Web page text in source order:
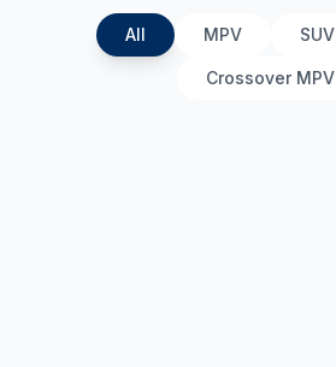
All MPV SUV
Crossover MPV